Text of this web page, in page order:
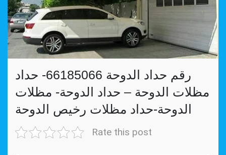
رقم حداد الدوحة 66185066- حداد
مظلات الدوحة – حداد الدوحة- مظلات
الدوحة-حداد مظلات رخيص الدوحة
Rate this post